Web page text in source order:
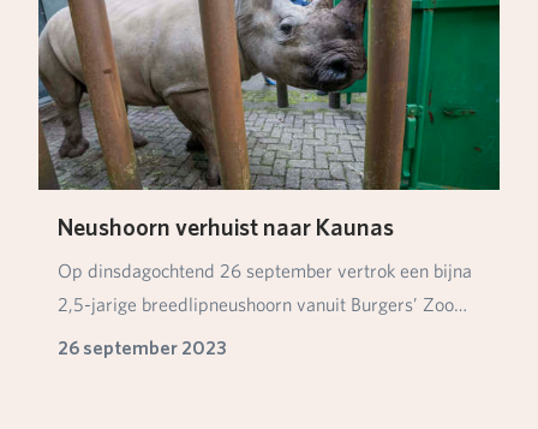
Neushoorn verhuist naar Kaunas
Op dinsdagochtend 26 september vertrok een bijna
2,5-jarige breedlipneushoorn vanuit Burgers’ Zoo
na…
26 september 2023